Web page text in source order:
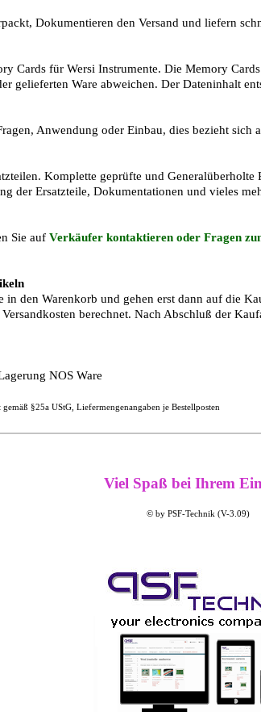
Dokumentieren den Versand und liefern
Cards für Wersi Instrumente. Die Memory
gelieferten Ware abweichen. Der Dateninhalt
Anwendung oder Einbau, dies bezieht sich
Komplette geprüfte und
der Ersatzteile, Dokumentationen und vieles
Sie auf Verkäufer kontaktieren oder Fragen
den Warenkorb und gehen erst dann auf die
berechnet. Nach Abschluß der
NOS Ware
§25a UStG, Liefermengenangaben je Bestellposten
Viel Spaß bei Ihrem
© by PSF-Technik (V-3.09)